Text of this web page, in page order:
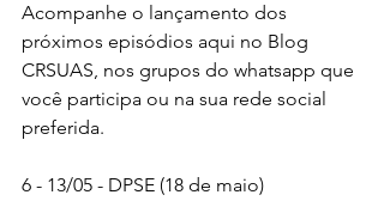
Acompanhe o lançamento dos
próximos episódios aqui no Blog
CRSUAS, nos grupos do whatsapp que
você participa ou na sua rede social
preferida.
6 - 13/05 - DPSE (18 de maio)